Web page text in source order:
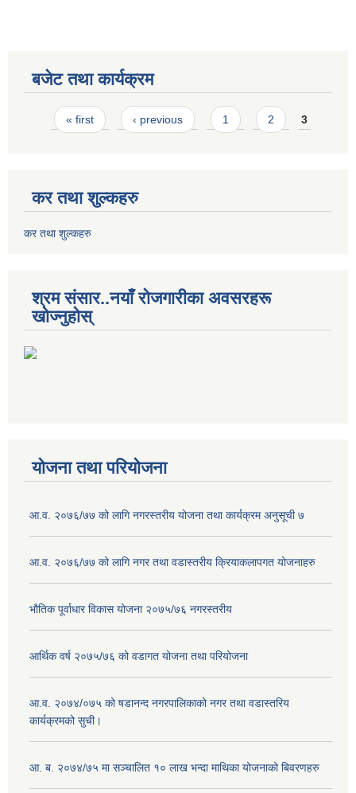
बजेट तथा कार्यक्रम
Pages
« first ‹ previous 1 2 3
कर तथा शुल्कहरु
कर तथा शुल्कहरु
श्रम संसार..नयाँ रोजगारीका अवसरहरू
खोज्नुहोस्
योजना तथा परियोजना
आ.व. २०७६/७७ को लागि नगरस्तरीय योजना तथा कार्यक्रम अनुसूची ७
आ.व. २०७६/७७ को लागि नगर तथा वडास्तरीय क्रियाकलापगत योजनाहरु
भौतिक पूर्वाधार विकास योजना २०७५/७६ नगरस्तरीय
आर्थिक वर्ष २०७५/७६ को वडागत योजना तथा परियोजना
आ.व. २०७४/०७५ को षडानन्द नगरपालिकाको नगर तथा वडास्तरिय
कार्यक्रमको सुची।
आ. ब. २०७४/७५ मा सञ्चालित १० लाख भन्दा माथिका योजनाको बिवरणहरु